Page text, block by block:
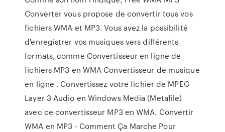
Converter vous propose de convertir tous vos
fichiers WMA et MP3. Vous avez la possibilité
d'enregistrer vos musiques vers différents
formats, comme Convertisseur en ligne de
fichiers MP3 en WMA Convertisseur de musique
en ligne . Convertissez votre fichier de MPEG
Layer 3 Audio en Windows Media (Metafile)
avec ce convertisseur MP3 en WMA. Convertir
WMA en MP3 - Comment Ça Marche Pour